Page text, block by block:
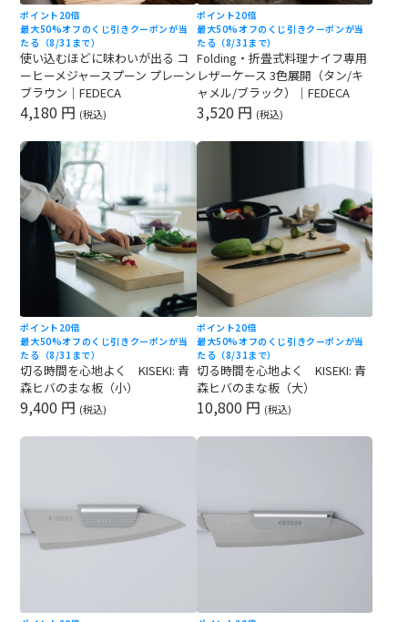
ポイント20倍
最大50%オフのくじ引きクーポンが当
たる（8/31まで）
使い込むほどに味わいが出る コ
ーヒーメジャースプーン プレーン
ブラウン｜FEDECA
4,180 円 (税込)
ポイント20倍
最大50%オフのくじ引きクーポンが当
たる（8/31まで）
Folding・折畳式料理ナイフ専用
レザーケース 3色展開（タン/キ
ャメル/ブラック）｜FEDECA
3,520 円 (税込)
ポイント20倍
最大50%オフのくじ引きクーポンが当
たる（8/31まで）
切る時間を心地よく KISEKI: 青
森ヒバのまな板（小）
9,400 円 (税込)
ポイント20倍
最大50%オフのくじ引きクーポンが当
たる（8/31まで）
切る時間を心地よく KISEKI: 青
森ヒバのまな板（大）
10,800 円 (税込)